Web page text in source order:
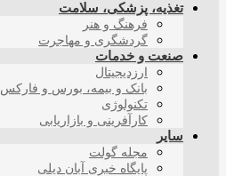
تغذیه، پزشکی، سلامت
فرهنگ و هنر
گردشگری و مهاجرت
صنعت و خدمات
ارزدیجیتال
بانک و بیمه، بورس و فارکس
تکنولوژی
کارآفرینی و بازاریابی
سایر
مجله گولت
پایگاه خبری آبان دیلی